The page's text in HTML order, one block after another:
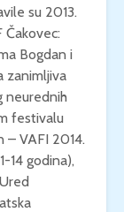
su 2013.
Bogdan i
zanimljiva
neurednih
festivalu
– VAFI 2014.
14 godina),